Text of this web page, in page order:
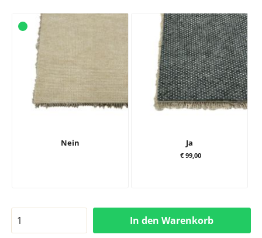
Nein Ja
€ 99,00
In den Warenkorb